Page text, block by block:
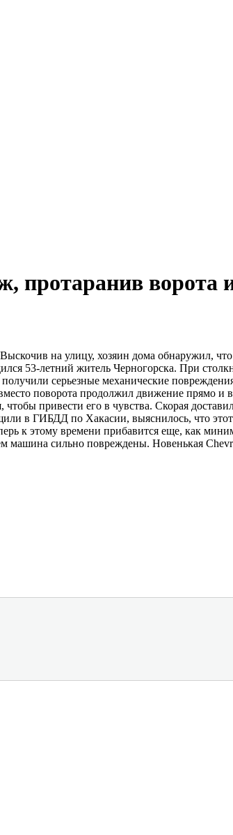
протаранив ворота
на улицу, хозяин дома обнаружил, что
53-летний житель Черногорска. При
серьезные механические
поворота продолжил движение прямо и
привести его в чувства. Скорая
в ГИБДД по Хакасии, выяснилось, что
к этому времени прибавится еще, как
машина сильно повреждены. Новенькая